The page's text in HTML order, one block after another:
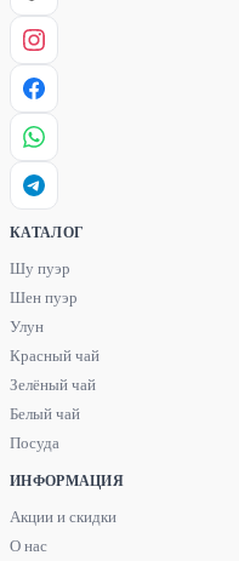
КАТАЛОГ
Шу пуэр
Шен пуэр
Улун
Красный чай
Зелёный чай
Белый чай
Посуда
ИНФОРМАЦИЯ
Акции и скидки
О нас